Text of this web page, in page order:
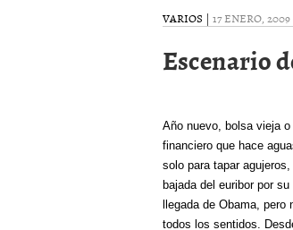
por
Qué
VARIOS | 17 ENERO, 2009
Escenario
Año nuevo, bolsa vieja
financiero que hace
solo para tapar
bajada del euribor por
llegada de Obama,
todos los sentidos.